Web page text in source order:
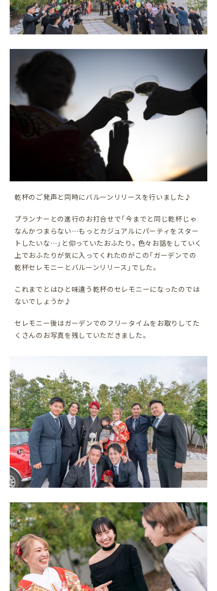
乾杯のご発声と同時にバルーンリリースを行いました♪
プランナーとの進行のお打合せで「今までと同じ乾杯じゃ
なんかつまらない…もっとカジュアルにパーティをスター
トしたいな…」と仰っていたおふたり。色々お話をしていく
上でおふたりが気に入ってくれたのがこの「ガーデンでの
乾杯セレモニーとバルーンリリース」でした。
これまでとはひと味違う乾杯のセレモニーになったのでは
ないでしょうか♪
セレモニー後はガーデンでのフリータイムをお取りしてた
くさんのお写真を残していただきました。